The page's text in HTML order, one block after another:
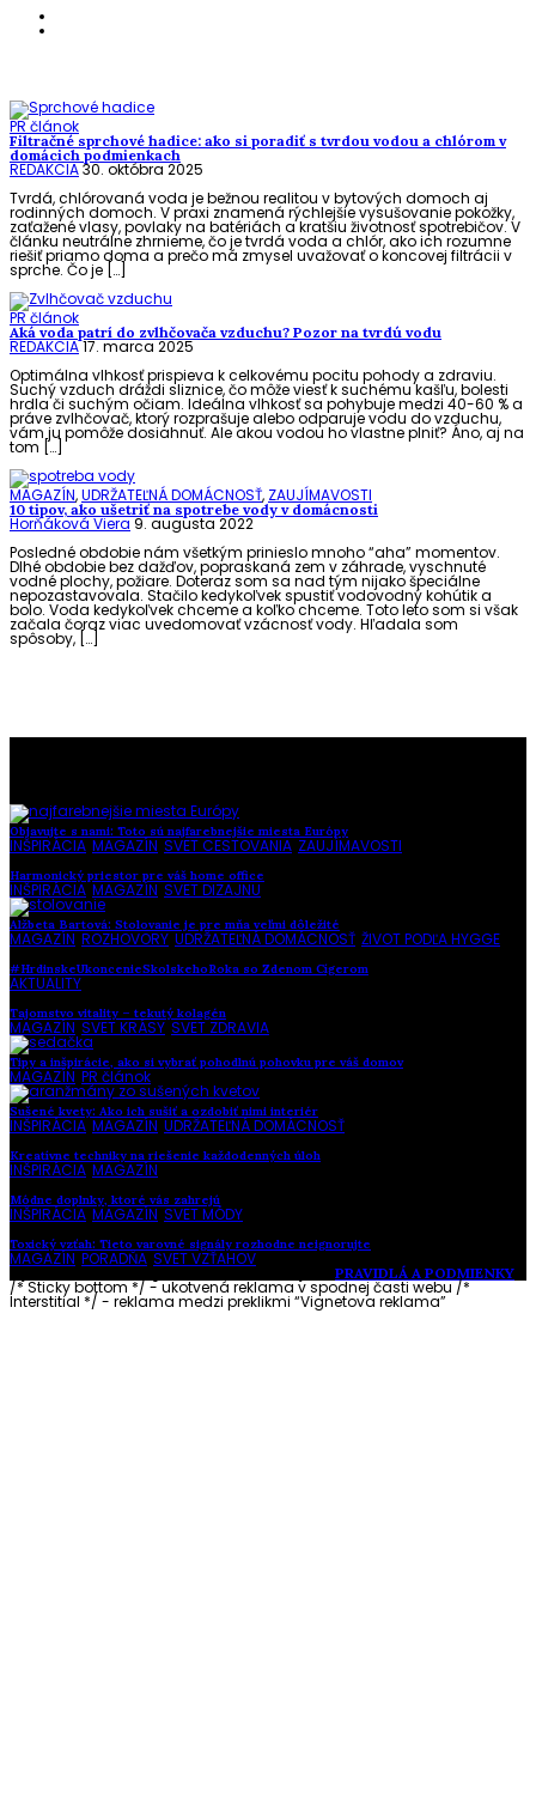
PR článok
Filtračné sprchové hadice: ako si poradiť s tvrdou vodou a chlórom v
domácich podmienkach
REDAKCIA30. októbra 2025
Tvrdá, chlórovaná voda je bežnou realitou v bytových domoch aj
rodinných domoch. V praxi znamená rýchlejšie vysušovanie pokožky,
zaťažené vlasy, povlaky na batériách a kratšiu životnosť spotrebičov. V
článku neutrálne zhrnieme, čo je tvrdá voda a chlór, ako ich rozumne
riešiť priamo doma a prečo má zmysel uvažovať o koncovej filtrácii v
sprche. Čo je […]
PR článok
Aká voda patrí do zvlhčovača vzduchu? Pozor na tvrdú vodu
REDAKCIA17. marca 2025
Optimálna vlhkosť prispieva k celkovému pocitu pohody a zdraviu.
Suchý vzduch dráždi sliznice, čo môže viesť k suchému kašľu, bolesti
hrdla či suchým očiam. Ideálna vlhkosť sa pohybuje medzi 40-60 % a
práve zvlhčovač, ktorý rozprašuje alebo odparuje vodu do vzduchu,
vám ju pomôže dosiahnuť. Ale akou vodou ho vlastne plniť? Áno, aj na
tom […]
MAGAZÍN,UDRŽATEĽNÁ DOMÁCNOSŤ, ZAUJÍMAVOSTI
10 tipov, ako ušetriť na spotrebe vody v domácnosti
Horňáková Viera9. augusta 2022
Posledné obdobie nám všetkým prinieslo mnoho “aha” momentov.
Dlhé obdobie bez dažďov, popraskaná zem v záhrade, vyschnuté
vodné plochy, požiare. Doteraz som sa nad tým nijako špeciálne
nepozastavovala. Stačilo kedykoľvek spustiť vodovodný kohútik a
bolo. Voda kedykoľvek chceme a koľko chceme. Toto leto som si však
začala čoraz viac uvedomovať vzácnosť vody. Hľadala som
spôsoby, […]
Objavujte s nami: Toto sú najfarebnejšie miesta Európy
INŠPIRÁCIA MAGAZÍN SVET CESTOVANIA ZAUJÍMAVOSTI
Harmonický priestor pre váš home office
INŠPIRÁCIA MAGAZÍN SVET DIZAJNU
Alžbeta Bartová: Stolovanie je pre mňa veľmi dôležité
MAGAZÍN ROZHOVORY UDRŽATEĽNÁ DOMÁCNOSŤ ŽIVOT PODĽA HYGGE
#HrdinskeUkoncenieSkolskehoRoka so Zdenom Cígerom
AKTUALITY
Tajomstvo vitality – tekutý kolagén
MAGAZÍN SVET KRÁSY SVET ZDRAVIA
Tipy a inšpirácie, ako si vybrať pohodlnú pohovku pre váš domov
MAGAZÍN PR článok
Sušené kvety: Ako ich sušiť a ozdobiť nimi interiér
INŠPIRÁCIA MAGAZÍN UDRŽATEĽNÁ DOMÁCNOSŤ
Kreatívne techniky na riešenie každodenných úloh
INŠPIRÁCIA MAGAZÍN
Módne doplnky, ktoré vás zahrejú
INŠPIRÁCIA MAGAZÍN SVET MÓDY
Toxický vzťah: Tieto varovné signály rozhodne neignorujte
MAGAZÍN PORADŇA SVET VZŤAHOV
PRAVIDLÁ A PODMIENKY
/* Sticky bottom */ - ukotvená reklama v spodnej časti webu/*
Interstitial */ - reklama medzi preklikmi “Vignetova reklama”